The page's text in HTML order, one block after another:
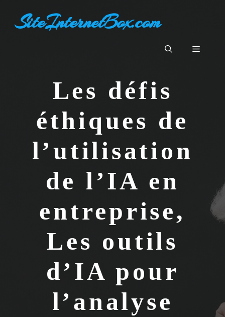
contenuSiteInternetBox.com
Menu
Les défis
éthiques de
l’utilisation
de l’IA en
entreprise,
Les outils
d’IA pour
l’analyse